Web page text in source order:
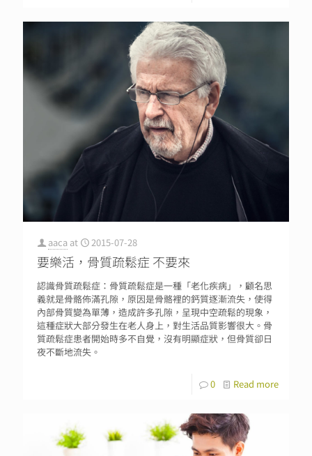
aaca at 2015-07-28
要樂活，骨質疏鬆症 不要來
認識骨質疏鬆症：骨質疏鬆症是一種「老化疾病」，顧名思
義就是骨骼佈滿孔隙，原因是骨骼裡的鈣質逐漸流失，使得
內部骨質變為單薄，造成許多孔隙，呈現中空疏鬆的現象，
這種症狀大部分發生在老人身上，對生活品質影響很大。骨
質疏鬆症患者開始時多不自覺，沒有明顯症狀，但骨質卻日
夜不斷地流失。
0 Read more